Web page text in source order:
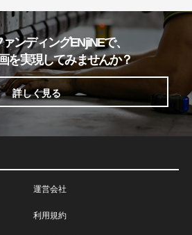
ンディングENjiNEで、
を実現してみませんか？
詳しく見る
運営会社
利用規約